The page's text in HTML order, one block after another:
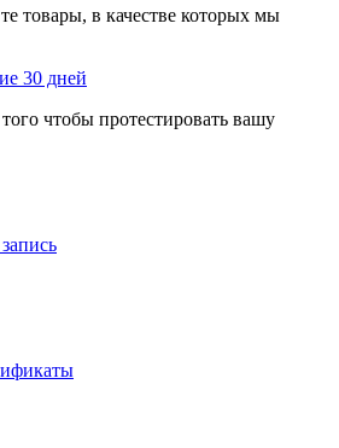
товары, в качестве которых мы
30 дней
чтобы протестировать вашу